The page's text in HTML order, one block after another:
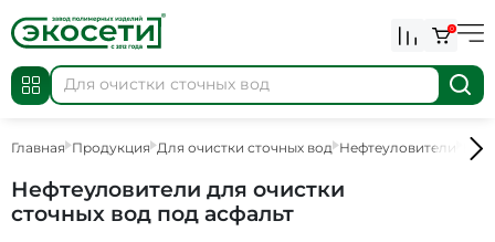
0
Главная Продукция Для очистки сточных вод Нефтеуловители
Нефтеуловители для очистки
сточных вод под асфальт